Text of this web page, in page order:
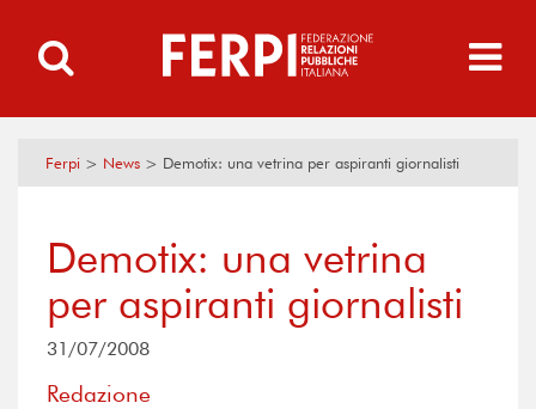
Ferpi > News > Demotix: una vetrina per aspiranti giornalisti
Demotix: una vetrina
per aspiranti giornalisti
31/07/2008
Redazione